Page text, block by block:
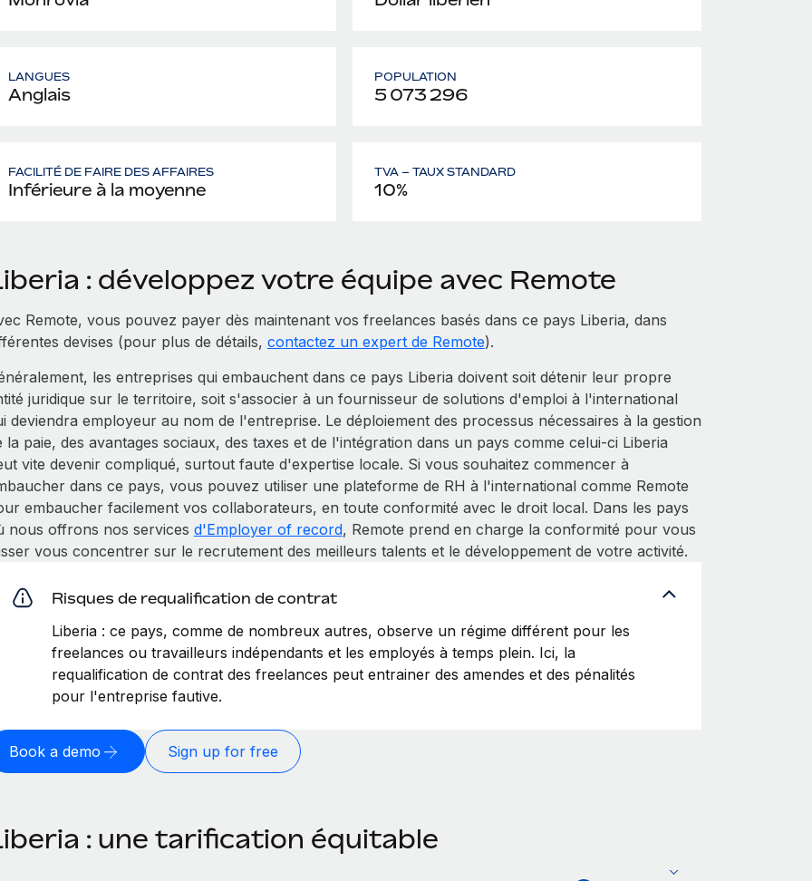
LANGUES
Anglais
POPULATION
5 073 296
FACILITÉ DE FAIRE DES AFFAIRES
Inférieure à la moyenne
TVA – TAUX STANDARD
10%
: développez votre équipe avec Remote
Remote, vous pouvez payer dès maintenant vos freelances basés dans ce pays Liberia, dans
devises (pour plus de détails, contactez un expert de Remote).
les entreprises qui embauchent dans ce pays Liberia doivent soit détenir leur propre
juridique sur le territoire, soit s'associer à un fournisseur de solutions d'emploi à l'international
deviendra employeur au nom de l'entreprise. Le déploiement des processus nécessaires à la gestion
la paie, des avantages sociaux, des taxes et de l'intégration dans un pays comme celui-ci Liberia
vite devenir compliqué, surtout faute d'expertise locale. Si vous souhaitez commencer à
dans ce pays, vous pouvez utiliser une plateforme de RH à l'international comme Remote
embaucher facilement vos collaborateurs, en toute conformité avec le droit local. Dans les pays
nous offrons nos services d'Employer of record, Remote prend en charge la conformité pour vous
vous concentrer sur le recrutement des meilleurs talents et le développement de votre activité.
Risques de requalification de contrat
Liberia : ce pays, comme de nombreux autres, observe un régime différent pour les
freelances ou travailleurs indépendants et les employés à temps plein. Ici, la
requalification de contrat des freelances peut entrainer des amendes et des pénalités
pour l'entreprise fautive.
Book a demo Sign up for free
: une tarification équitable